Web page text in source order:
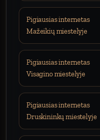
Pigiausias internetas
Mažeikių miestelyje
Pigiausias internetas
Visagino miestelyje
Pigiausias internetas
Druskininkų miestelyje